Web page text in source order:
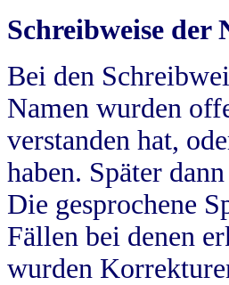
Schreibweise der
Bei den
Namen wurden
verstanden hat,
haben. Später
Die gesprochene
Fällen bei denen
wurden